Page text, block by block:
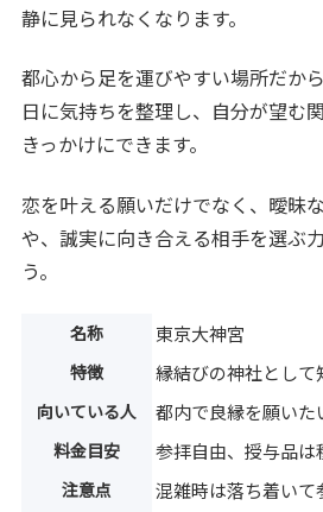
静に見られなくなります。
都心から足を運びやすい場所だか
日に気持ちを整理し、自分が望む
きっかけにできます。
恋を叶える願いだけでなく、曖昧
や、誠実に向き合える相手を選ぶ
う。
名称 東京大神宮
特徴 縁結びの神社として
向いている人 都内で良縁を願いた
料金目安 参拝自由、授与品は
注意点 混雑時は落ち着いて